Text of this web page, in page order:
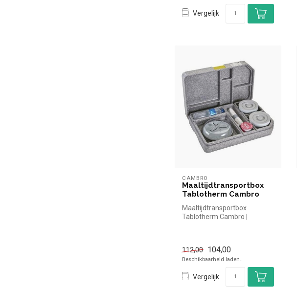
Vergelijk
CAMBRO
Maaltijdtransportbox
Tablotherm Cambro
Maaltijdtransportbox
Tablotherm Cambro |
112,00 104,00
Beschikbaarheid laden..
Vergelijk